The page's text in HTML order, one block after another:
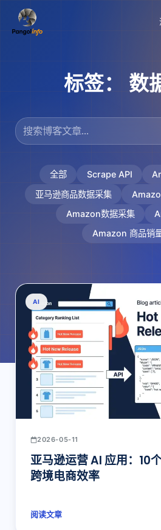
标签： 数
全部 Scrape API
亚马逊商品数据采集
Amazon数据采集
Amazon 商品销
AI
2026-05-11
亚马逊运营 AI 应用：10
跨境电商效率
阅读文章